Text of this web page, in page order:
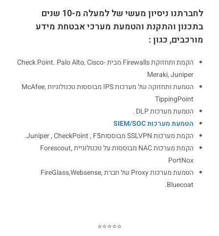
לחברתנו ניסיון מעשי של למעלה מ-10 שנים
בתכנון והתקנת והטמעת מערכי אבטחת מידע
מורכבים, כגון :
הקמת ותחזוקת Firewalls מבית Check Point. Palo Alto, Cisco-
Meraki, Juniper
הטמעת ותחזוקה של מערכות IPS מבוססות טכנולוגיות McAfee,
TippingPoint
הטמעת מערכות DLP .
הטמעת מערכות SIEM/SOC
הקמת מערכות SSLVPN מבוססותJuniper , CheckPoint , F5.
הקמת מערכות NAC מבוססות על טכנולוגיית Forescout,
PortNox
הטמעת מערכות Proxy של חברת FireGlass,Websense,
Bluecoat.
⭐⭐⭐⭐⭐